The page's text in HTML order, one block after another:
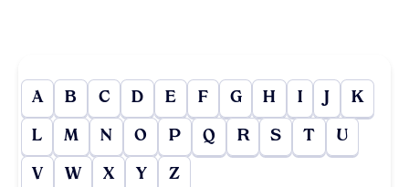
A B C D E F G H I J K
L M N O P Q R S T U
V W X Y Z